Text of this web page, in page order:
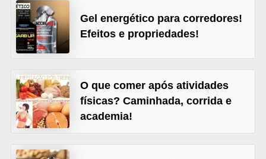
Gel energético para corredores!
Efeitos e propriedades!
O que comer após atividades
físicas? Caminhada, corrida e
academia!
e
t
a
A
l
i
m
e